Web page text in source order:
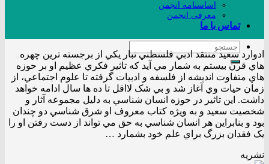
اساسنامه انجمن
معرفی انجمن
تماس با ما
ادوارد سعيد منتقد ادبي فلسطني تبار يکي از برجسته ترين چهره
هاي قرن بيستم به شمار مي آيد که تاثير فکري عظيم او بر حوزه
هاي متفاوت انديشه از فلسفه و ادبيات گرفته تا علوم اجتماعي، از
زمان حيات وي آغاز شد و بي شک لااقل تا ده ها سال ادامه خواهد
داشت. اين تاثير در حوزه انسان شناسي به دليل مجموعه آثار و
شخصيت سعيد و به ويژه کتاب معروف او شرق شناسي دو چندان
بود و بنابراين هر انسان شناسي به حق مي تواند از دست رفتن او را
يک فقدان بزرگ براي علم خود بشمارد …
نشریه